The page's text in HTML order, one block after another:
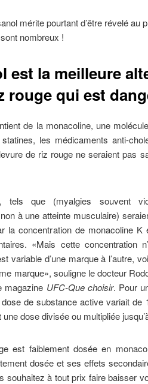
mérite pourtant d’être révelé au
nombreux !
est la meilleure
rouge qui est
de la monacoline, une
les médicaments anti-
de riz rouge ne seraient pas
tels que (myalgies souvent
à une atteinte musculaire)
la concentration de monacoline K
«Mais cette concentration
variable d’une marque à l’autre,
marque», souligne le docteur
magazine UFC-Que choisir. Pour
de substance active variait de
dose divisée ou multipliée
est faiblement dosée en
dosée et ses effets
souhaitez à tout prix faire baisser